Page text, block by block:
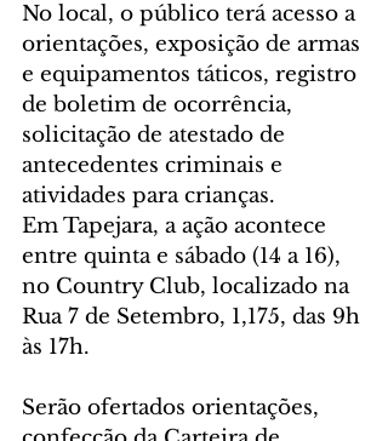
No local, o público terá acesso a
orientações, exposição de armas
e equipamentos táticos, registro
de boletim de ocorrência,
solicitação de atestado de
antecedentes criminais e
atividades para crianças.
Em Tapejara, a ação acontece
entre quinta e sábado (14 a 16),
no Country Club, localizado na
Rua 7 de Setembro, 1,175, das 9h
às 17h.
Serão ofertados orientações,